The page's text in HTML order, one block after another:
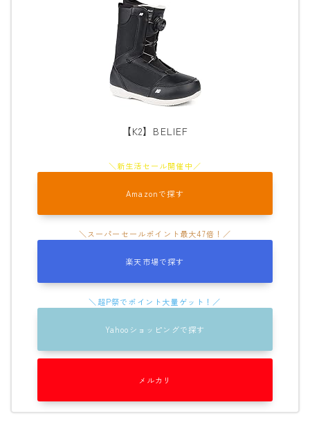
【K2】BELIEF
Amazonで探す
楽天市場で探す
Yahooショッピングで探す
メルカリ